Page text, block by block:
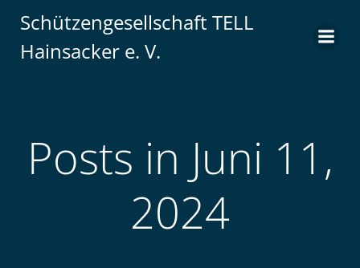
Inhalt
Schützengesellschaft TELL
Hainsacker e. V.
Posts in Juni 11,
2024